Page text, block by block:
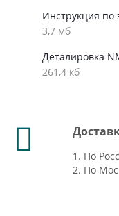
Инструкция по
3,7 мб
Деталировка
261,4 кб
1. По
2. По